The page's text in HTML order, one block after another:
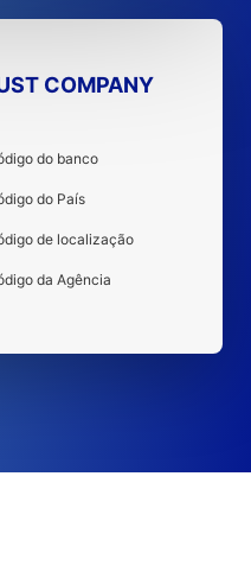
COMPANY
do banco
do País
de localização
da Agência